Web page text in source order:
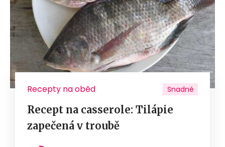
Recepty na oběd Snadné
Recept na casserole: Tilápie
zapečená v troubě